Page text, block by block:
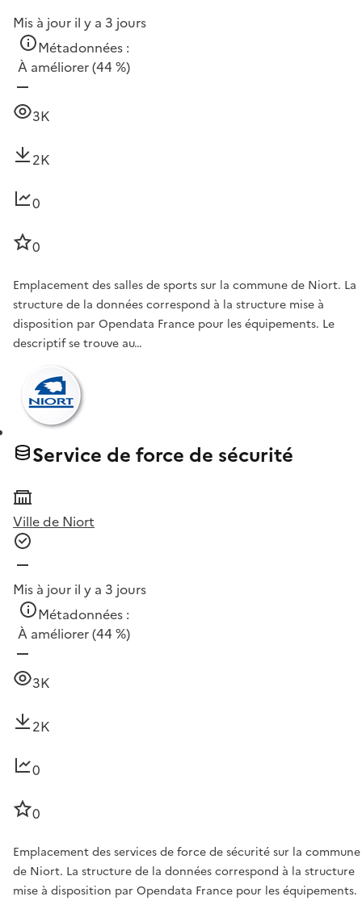
Mis à jour il y a 3 jours
Métadonnées :
À améliorer(44 %)
3K
2K
0
0
Emplacement des salles de sports sur la commune de Niort. La
structure de la données correspond à la structure mise à
disposition par Opendata France pour les équipements. Le
descriptif se trouve au…
Service de force de sécurité
Ville de Niort
Mis à jour il y a 3 jours
Métadonnées :
À améliorer(44 %)
3K
2K
0
0
Emplacement des services de force de sécurité sur la commune
de Niort. La structure de la données correspond à la structure
mise à disposition par Opendata France pour les équipements.